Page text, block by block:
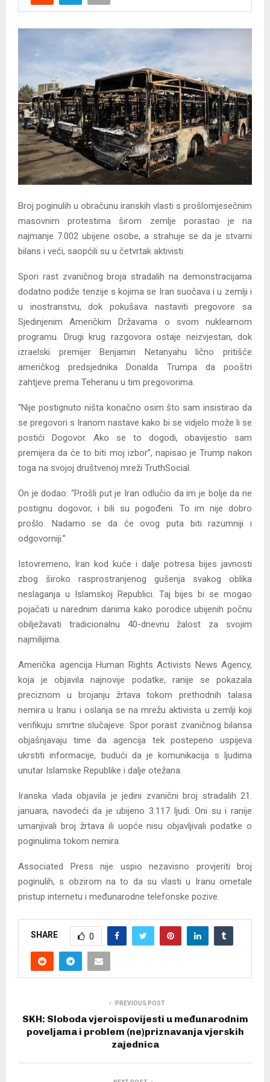
Y
E
N
U
Broj poginulih u obračunu iranskih vlasti s prošlomjesečnim
masovnim protestima širom zemlje porastao je na
najmanje 7.002 ubijene osobe, a strahuje se da je stvarni
bilans i veći, saopćili su u četvrtak aktivisti.
Spori rast zvaničnog broja stradalih na demonstracijama
dodatno podiže tenzije s kojima se Iran suočava i u zemlji i
u inostranstvu, dok pokušava nastaviti pregovore sa
Sjedinjenim Američkim Državama o svom nuklearnom
programu. Drugi krug razgovora ostaje neizvjestan, dok
izraelski premijer Benjamin Netanyahu lično pritišće
američkog predsjednika Donalda Trumpa da pooštri
zahtjeve prema Teheranu u tim pregovorima.
“Nije postignuto ništa konačno osim što sam insistirao da
se pregovori s Iranom nastave kako bi se vidjelo može li se
postići Dogovor. Ako se to dogodi, obavijestio sam
premijera da će to biti moj izbor”, napisao je Trump nakon
toga na svojoj društvenoj mreži TruthSocial.
On je dodao: “Prošli put je Iran odlučio da im je bolje da ne
postignu dogovor, i bili su pogođeni. To im nije dobro
prošlo. Nadamo se da će ovog puta biti razumniji i
odgovorniji.”
Istovremeno, Iran kod kuće i dalje potresa bijes javnosti
zbog široko rasprostranjenog gušenja svakog oblika
neslaganja u Islamskoj Republici. Taj bijes bi se mogao
pojačati u narednim danima kako porodice ubijenih počnu
obilježavati tradicionalnu 40-dnevnu žalost za svojim
najmilijima.
Američka agencija Human Rights Activists News Agency,
koja je objavila najnovije podatke, ranije se pokazala
preciznom u brojanju žrtava tokom prethodnih talasa
nemira u Iranu i oslanja se na mrežu aktivista u zemlji koji
verifikuju smrtne slučajeve. Spor porast zvaničnog bilansa
objašnjavaju time da agencija tek postepeno uspijeva
ukrstiti informacije, budući da je komunikacija s ljudima
unutar Islamske Republike i dalje otežana.
Iranska vlada objavila je jedini zvanični broj stradalih 21.
januara, navodeći da je ubijeno 3.117 ljudi. Oni su i ranije
umanjivali broj žrtava ili uopće nisu objavljivali podatke o
poginulima tokom nemira.
Associated Press nije uspio nezavisno provjeriti broj
poginulih, s obzirom na to da su vlasti u Iranu ometale
pristup internetu i međunarodne telefonske pozive.
SHARE 0
PREVIOUS POST
SKH: Sloboda vjeroispovijesti u međunarodnim
poveljama i problem (ne)priznavanja vjerskih
zajednica